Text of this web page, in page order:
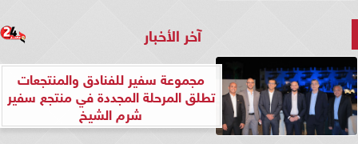
آخر الأخبار
مجموعة سفير للفنادق والمنتجعات
تطلق المرحلة المجددة في منتجع سفير
شرم الشيخ